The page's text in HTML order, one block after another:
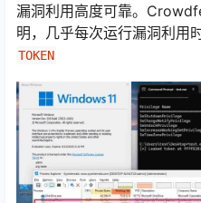
漏洞利用高度可靠。
明，几乎每次运行漏洞利用
TOKEN